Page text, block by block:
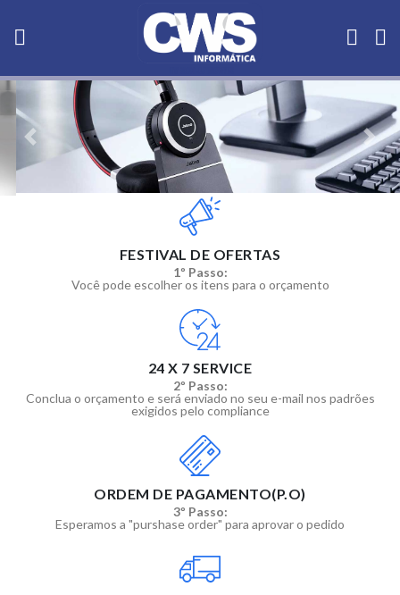
Previous Next
FESTIVAL DE OFERTAS
1º Passo:
Você pode escolher os itens para o orçamento
24 X 7 SERVICE
2º Passo:
Conclua o orçamento e será enviado no seu e-mail nos padrões
exigidos pelo compliance
ORDEM DE PAGAMENTO(P.O)
3º Passo:
Esperamos a "purshase order" para aprovar o pedido